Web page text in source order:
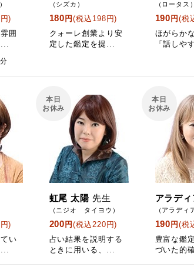
)
囲
（シズカ）
180 円(税込198円)
クォーレ創業より安
定した鑑定を提...
（ロータス
190 円(税
ほがらか
「話しや
)
い
虹尾 太陽 先生
（ニジオ タイヨウ）
本日
お休み
200 円(税込220円)
占い結果を説明する
ときに用いる、...
アラデ
（アラディ
本日
お休み
190 円(税
豊富な鑑
づいた的